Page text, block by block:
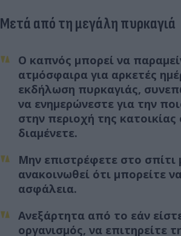
Μετά από τη μεγάλη πυρκαγιά
Ο καπνός μπορεί να
ατμόσφαιρα για αρκετές
εκδήλωση πυρκαγιάς,
να ενημερώνεστε για την
στην περιοχή της
διαμένετε.
Μην επιστρέφετε στο σπίτι
ανακοινωθεί ότι μπορείτε
ασφάλεια.
Ανεξάρτητα από το εάν
οργανισμός, να επιτηρείτε